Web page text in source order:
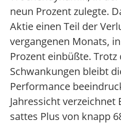
neun Prozent zulegte.
Aktie einen Teil der
vergangenen Monats,
Prozent einbüßte.
Schwankungen bleibt
Performance
Jahressicht verzeichnet
sattes Plus von knapp